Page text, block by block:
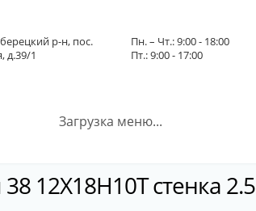
р-н, пос.
д.39/1
Пн. – Чт.: 9:00 - 18:00
Пт.: 9:00 - 17:00
Загрузка меню...
12Х18Н10Т стенка 2.5